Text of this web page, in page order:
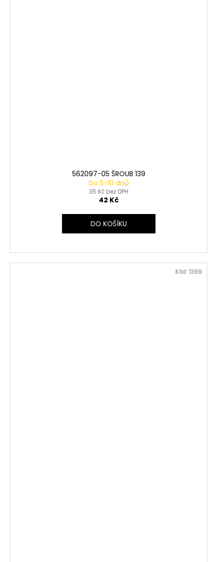
562097-05 ŠROUB 139
Do 5-10 dnů
35 Kč bez DPH
42 Kč
DO KOŠÍKU
Kód: 1399